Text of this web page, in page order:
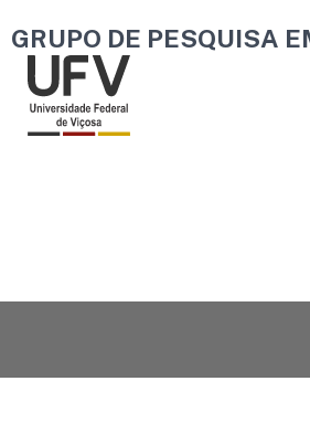
para
conteúdo
GRUPO DE PESQUISA